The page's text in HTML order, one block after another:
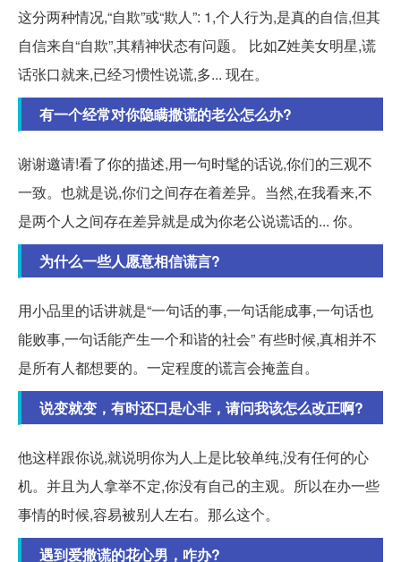
这分两种情况,“自欺”或“欺人”: 1,个人行为,是真的自信,但其
自信来自“自欺”,其精神状态有问题。 比如Z姓美女明星,谎
话张口就来,已经习惯性说谎,多... 现在。
有一个经常对你隐瞒撒谎的老公怎么办?
谢谢邀请!看了你的描述,用一句时髦的话说,你们的三观不
一致。也就是说,你们之间存在着差异。当然,在我看来,不
是两个人之间存在差异就是成为你老公说谎话的... 你。
为什么一些人愿意相信谎言?
用小品里的话讲就是“一句话的事,一句话能成事,一句话也
能败事,一句话能产生一个和谐的社会” 有些时候,真相并不
是所有人都想要的。一定程度的谎言会掩盖自。
说变就变，有时还口是心非，请问我该怎么改正啊?
他这样跟你说,就说明你为人上是比较单纯,没有任何的心
机。并且为人拿举不定,你没有自己的主观。所以在办一些
事情的时候,容易被别人左右。那么这个。
遇到爱撒谎的花心男，咋办?